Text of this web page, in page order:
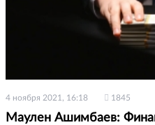
4 ноября 2021, 16:18 1845
Маулен Ашимбаев: